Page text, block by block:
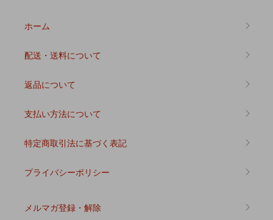
ホーム
配送・送料について
返品について
支払い方法について
特定商取引法に基づく表記
プライバシーポリシー
メルマガ登録・解除